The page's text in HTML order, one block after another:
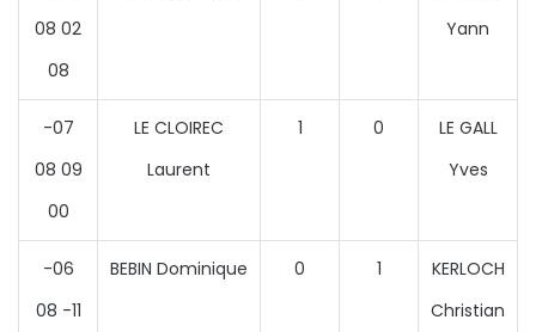
08 02
08
Yann
-07
08 09
00
LE CLOIREC
Laurent
1 0
LE GALL
Yves
-06
08 -11
BEBIN Dominique 0 1
KERLOCH
Christian